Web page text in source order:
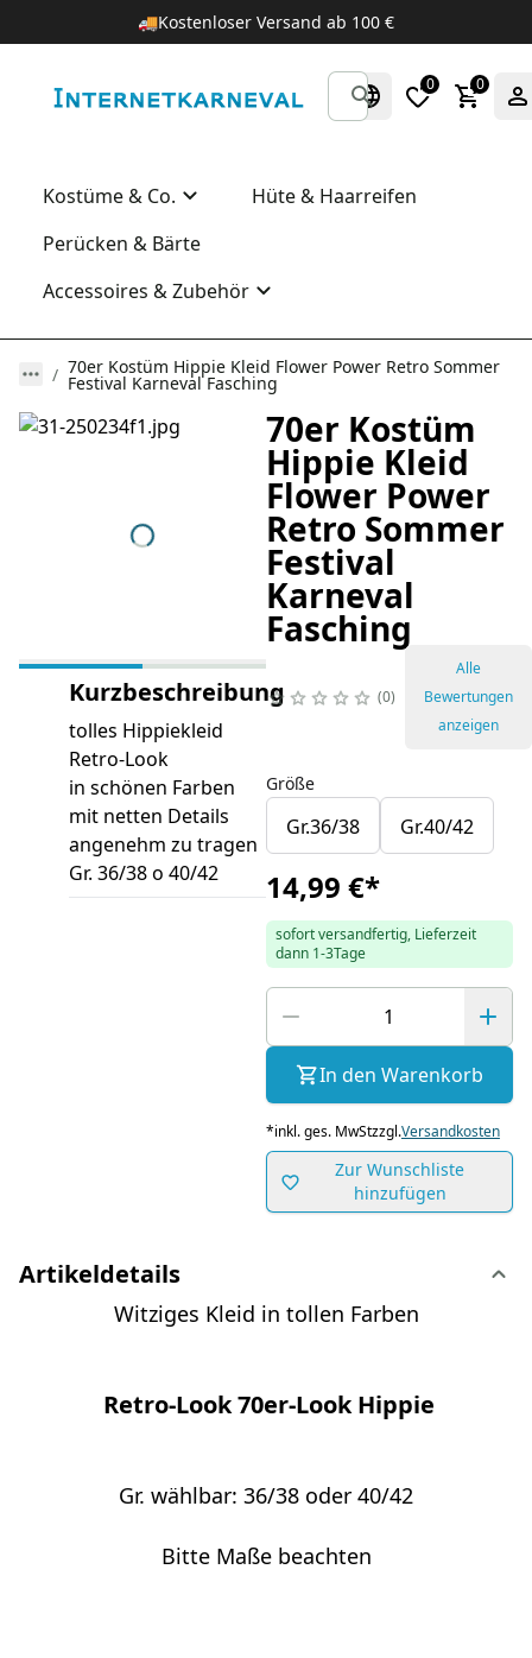
🚚Kostenloser Versand ab 100 €
0 0
Kostüme & Co.
Hüte & Haarreifen
Perücken & Bärte
Accessoires & Zubehör
70er Kostüm Hippie Kleid Flower Power Retro Sommer
Festival Karneval Fasching
Kurzbeschreibung
tolles Hippiekleid
Retro-Look
in schönen Farben
mit netten Details
angenehm zu tragen
Gr. 36/38 o 40/42
70er Kostüm
Hippie Kleid
Flower Power
Retro Sommer
Festival
Karneval
Fasching
0
Alle
Bewertungen
anzeigen
Größe
Gr.36/38 Gr.40/42
14,99 €*
sofort versandfertig, Lieferzeit
dann 1-3Tage
In den Warenkorb
*inkl. ges. MwStzzgl.Versandkosten
Zur Wunschliste
hinzufügen
Artikeldetails
Witziges Kleid in tollen Farben
Retro-Look 70er-Look Hippie
Gr. wählbar: 36/38 oder 40/42
Bitte Maße beachten